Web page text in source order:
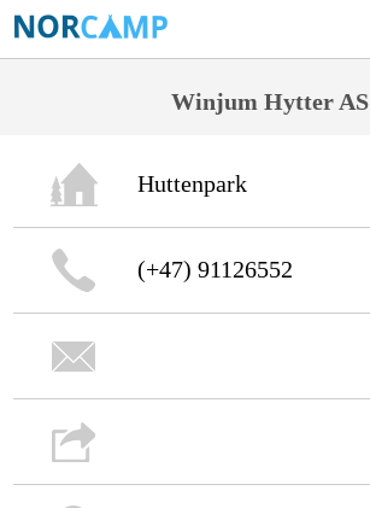
Winjum Hytter AS
Huttenpark
(+47) 91126552